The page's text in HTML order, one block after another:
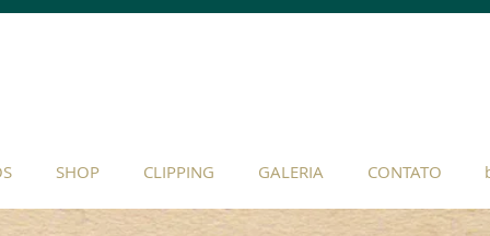
SHOP CLIPPING GALERIA CONTATO